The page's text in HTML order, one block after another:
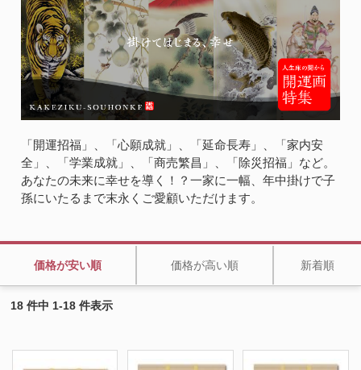
「開運招福」、「心願成就」、「延命長寿」、「家内安
全」、「学業成就」、「商売繁昌」、「除災招福」など。
あなたの未来に幸せを導く！？一家に一幅、年中掛けで子
孫にいたるまで末永くご愛顧いただけます。
価格が安い順 価格が高い順 新着順
18 件中 1-18 件表示